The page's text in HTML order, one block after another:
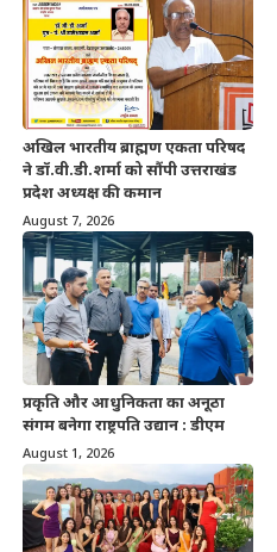
अखिल भारतीय ब्राह्मण एकता परिषद
ने डॉ.वी.डी.शर्मा को सौंपी उत्तराखंड
प्रदेश अध्यक्ष की कमान
August 7, 2026
प्रकृति और आधुनिकता का अनूठा
संगम बनेगा राष्ट्रपति उद्यान : डीएम
August 1, 2026